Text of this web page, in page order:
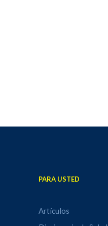
PARA USTED
Artículos